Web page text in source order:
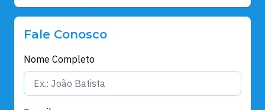
Fale Conosco
Nome Completo